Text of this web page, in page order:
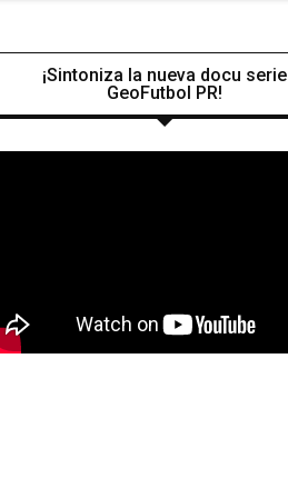
¡Sintoniza la nueva docu serie
GeoFutbol PR!